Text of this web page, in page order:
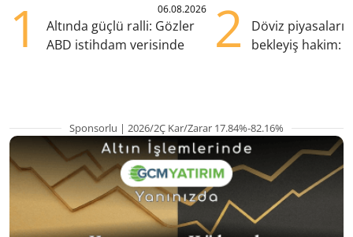
1 06.08.2026
Altında güçlü ralli: Gözler
ABD istihdam verisinde
2
Döviz
bekleyiş hakim:
Sponsorlu | 2026/2Ç Kar/Zarar 17.84%-82.16%